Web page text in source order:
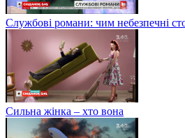
Службові романи: чим небезпечні
Сильна жінка – хто вона